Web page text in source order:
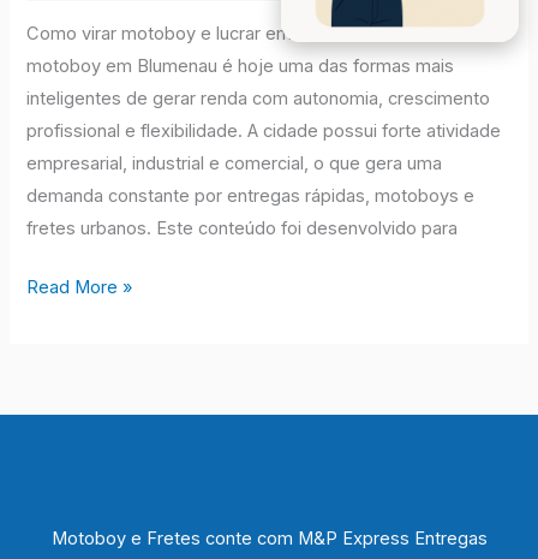
Como virar motoboy e lucrar em Blumenau Trabalhar como
motoboy em Blumenau é hoje uma das formas mais
inteligentes de gerar renda com autonomia, crescimento
profissional e flexibilidade. A cidade possui forte atividade
empresarial, industrial e comercial, o que gera uma
demanda constante por entregas rápidas, motoboys e
fretes urbanos. Este conteúdo foi desenvolvido para
Read More »
Motoboy e Fretes conte com M&P Express Entregas